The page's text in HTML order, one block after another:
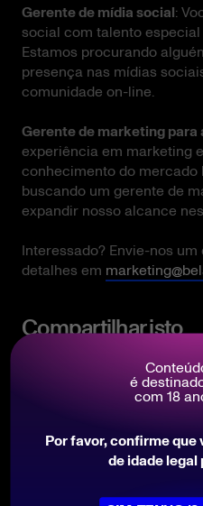
Gerente de mídia social:
social com talento
Estamos procurando
presença nas mídias
comunidade on-line.
Gerente de marketing para
experiência em marketing
conhecimento do
buscando um gerente de
expandir nosso alcance
Interessado? Envie-nos
detalhes em
Compartilhar isto
Você também se
é
com 18
Por favor, confirme
de idade